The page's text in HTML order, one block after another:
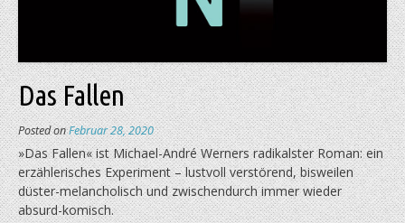
Das Fallen
Posted onFebruar 28, 2020
»Das Fallen« ist Michael-André Werners radikalster Roman: ein
erzählerisches Experiment – lustvoll verstörend, bisweilen
düster-melancholisch und zwischendurch immer wieder
absurd-komisch.